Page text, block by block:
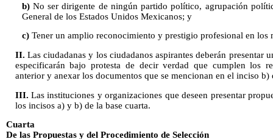
b)No ser dirigente de ningún partido político, agrupación
General de los Estados Unidos Mexicanos; y
c)Tener un amplio reconocimiento y prestigio profesional en los
II. Las ciudadanas y los ciudadanos aspirantes deberán presentar
especificarán bajo protesta de decir verdad que cumplen los
anterior y anexar los documentos que se mencionan en el inciso b)
III. Las instituciones y organizaciones que deseen presentar
los incisos a) y b) de la base cuarta.
Cuarta
De las Propuestas y del Procedimiento de Selección